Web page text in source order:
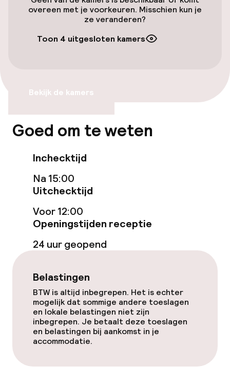
Lift
Zwemmen & wellness
Entertainment
Gratis wifi
Terras
Game-kamer
Eet- en drinkgelegenheden
Zakelijke faciliteiten
Vergaderruimte
Beleid
overeen met je voorkeuren. Misschien kun je
ze veranderen?
Toon 4 uitgesloten kamers
Bekijk de kamers
Goed om te weten
Inchecktijd
Na 15:00
Uitchecktijd
Voor 12:00
Openingstijden receptie
24 uur geopend
Belastingen
BTW is altijd inbegrepen. Het is echter
mogelijk dat sommige andere toeslagen
en lokale belastingen niet zijn
inbegrepen. Je betaalt deze toeslagen
en belastingen bij aankomst in je
accommodatie.